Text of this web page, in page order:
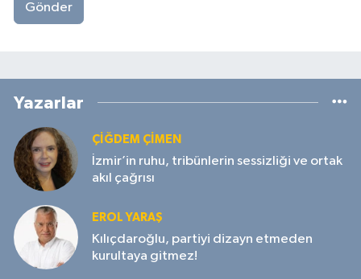
Gönder
Yazarlar
ÇIĞDEM ÇIMEN
İzmir’in ruhu, tribünlerin sessizliği ve ortak
akıl çağrısı
EROL YARAŞ
Kılıçdaroğlu, partiyi dizayn etmeden
kurultaya gitmez!